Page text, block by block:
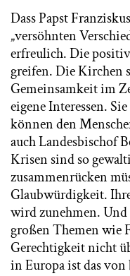
Dass Papst
„versöhnten
erfreulich. Die
greifen. Die Kirchen
Gemeinsamkeit im
eigene Interessen.
können den
auch Landesbischof
Krisen sind so
zusammenrücken
Glaubwürdigkeit.
wird zunehmen.
großen Themen wie
Gerechtigkeit nicht
in Europa ist das von